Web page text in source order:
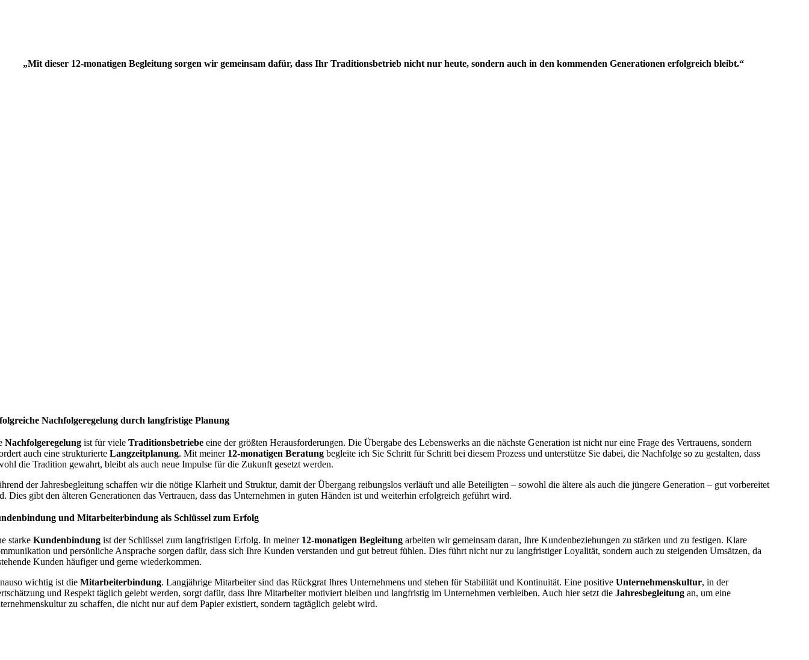
„Mit dieser 12-monatigen Begleitung sorgen wir gemeinsam dafür, dass Ihr Traditionsbetrieb nicht nur heute, sondern auch in den kommenden Generationen erfolgreich bleibt.“
Nachfolgeregelung durch langfristige Planung
Nachfolgeregelung ist für vieleTraditionsbetriebe eine der größten Herausforderungen. Die Übergabe des Lebenswerks an die nächste Generation ist nicht nur eine Frage des Vertrauens, sondern
auch eine strukturierteLangzeitplanung. Mit meiner 12-monatigen Beratung begleite ich Sie Schritt für Schritt bei diesem Prozess und unterstütze Sie dabei, die Nachfolge so zu gestalten, dass
die Tradition gewahrt, bleibt als auch neue Impulse für die Zukunft gesetzt werden.
der Jahresbegleitung schaffen wir die nötige Klarheit und Struktur, damit der Übergang reibungslos verläuft und alle Beteiligten – sowohl die ältere als auch die jüngere Generation – gut vorbereitet
Dies gibt den älteren Generationen das Vertrauen, dass das Unternehmen in guten Händen ist und weiterhin erfolgreich geführt wird.
und Mitarbeiterbindung als Schlüssel zum Erfolg
starkeKundenbindung ist der Schlüssel zum langfristigen Erfolg. In meiner 12-monatigen Begleitung arbeiten wir gemeinsam daran, Ihre Kundenbeziehungen zu stärken und zu festigen. Klare
und persönliche Ansprache sorgen dafür, dass sich Ihre Kunden verstanden und gut betreut fühlen. Dies führt nicht nur zu langfristiger Loyalität, sondern auch zu steigenden Umsätzen, da
Kunden häufiger und gerne wiederkommen.
wichtig ist dieMitarbeiterbindung. Langjährige Mitarbeiter sind das Rückgrat Ihres Unternehmens und stehen für Stabilität und Kontinuität. Eine positiveUnternehmenskultur, in der
und Respekt täglich gelebt werden, sorgt dafür, dass Ihre Mitarbeiter motiviert bleiben und langfristig im Unternehmen verbleiben. Auch hier setzt dieJahresbegleitung an, um eine
zu schaffen, die nicht nur auf dem Papier existiert, sondern tagtäglich gelebt wird.